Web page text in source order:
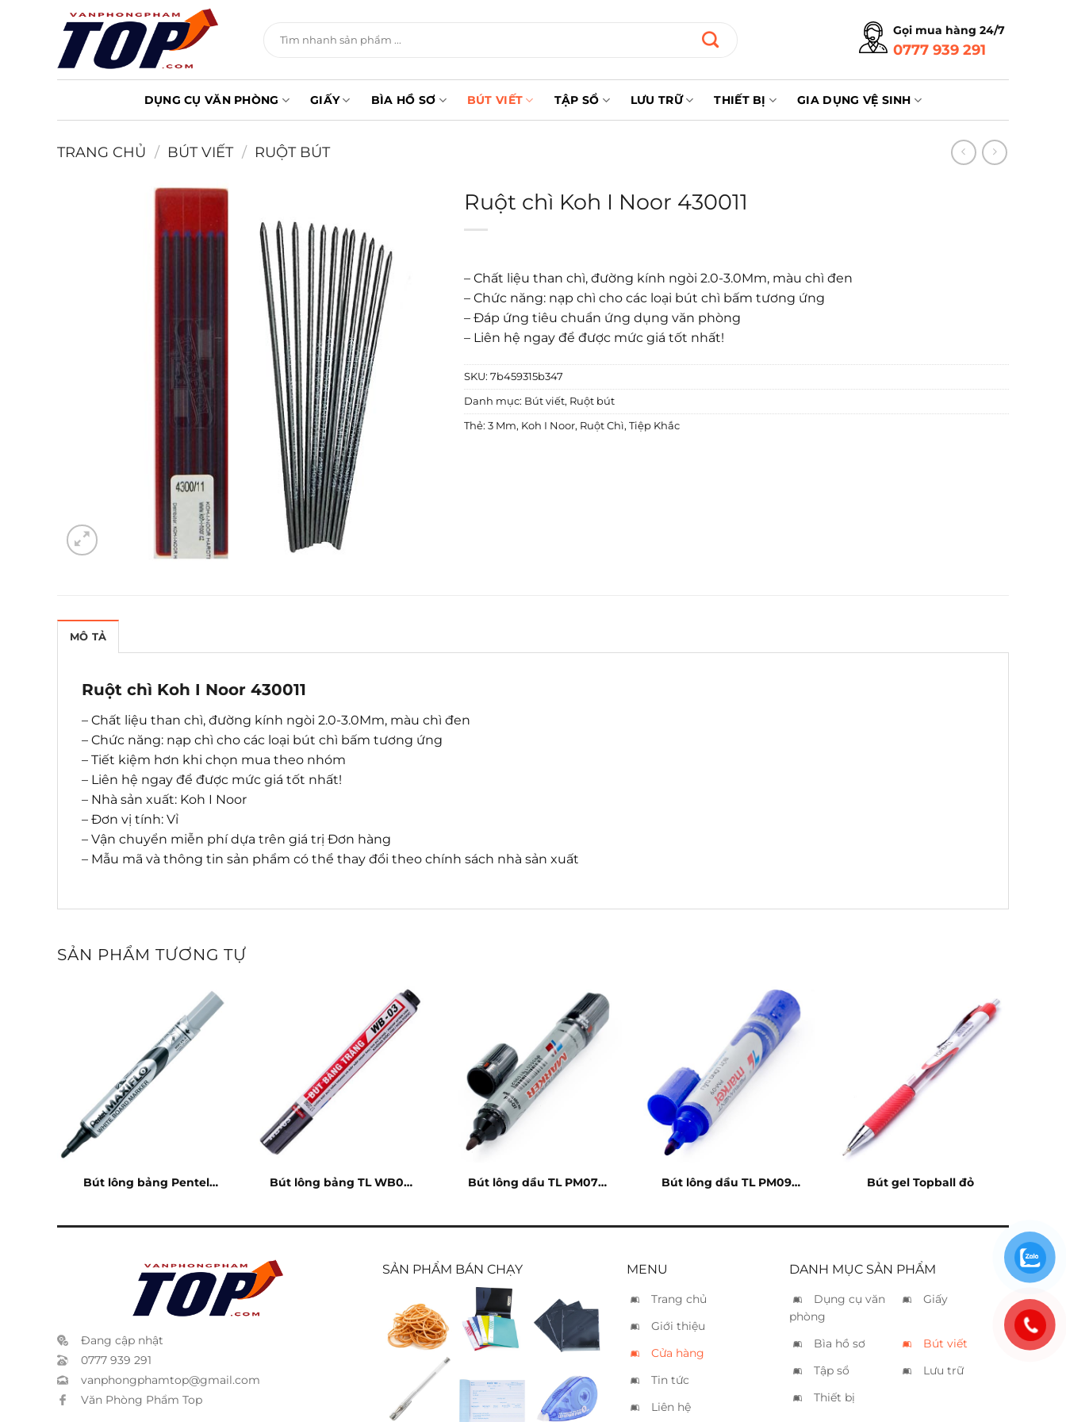
kiếm:
Gọi mua hàng 24/7
0777 939 291
DỤNG CỤ VĂN PHÒNG GIẤY BÌA HỒ SƠ BÚT VIẾT TẬP SỔ LƯU TRỮ THIẾT BỊ GIA DỤNG VỆ SINH
TRANG CHỦ / BÚT VIẾT / RUỘT BÚT
Ruột chì Koh I Noor 430011
– Chất liệu than chì, đường kính ngòi 2.0-3.0Mm, màu chì đen
– Chức năng: nạp chì cho các loại bút chì bấm tương ứng
– Đáp ứng tiêu chuẩn ứng dụng văn phòng
– Liên hệ ngay để được mức giá tốt nhất!
SKU: 7b459315b347
Danh mục: Bút viết, Ruột bút
Thẻ: 3 Mm, Koh I Noor, Ruột Chì, Tiệp Khắc
MÔ TẢ
Ruột chì Koh I Noor 430011
– Chất liệu than chì, đường kính ngòi 2.0-3.0Mm, màu chì đen
– Chức năng: nạp chì cho các loại bút chì bấm tương ứng
– Tiết kiệm hơn khi chọn mua theo nhóm
– Liên hệ ngay để được mức giá tốt nhất!
– Nhà sản xuất: Koh I Noor
– Đơn vị tính: Vỉ
– Vận chuyển miễn phí dựa trên giá trị Đơn hàng
– Mẫu mã và thông tin sản phẩm có thể thay đổi theo chính sách nhà sản xuất
SẢN PHẨM TƯƠNG TỰ
Bút lông bảng Pentel
Bút lông bảng TL WB03
Bút lông dầu TL PM07
Bút lông dầu TL PM09
Bút gel Topball đỏ
Đang cập nhật
0777 939 291
vanphongphamtop@gmail.com
Văn Phòng Phẩm Top
SẢN PHẨM BÁN CHẠY
Dây thun
trung
Bìa 100
lá
Vỏ CD
Bút nhủ
bạc
Phiếu
thu 3 liên
Bút xóa
kéo Plus
Whiper
MENU
Trang chủ
Giới thiệu
Cửa hàng
Tin tức
Liên hệ
DANH MỤC SẢN PHẨM
Dụng cụ văn
phòng
Giấy
Bìa hồ sơ
Bút viết
Tập sổ
Lưu trữ
Thiết bị